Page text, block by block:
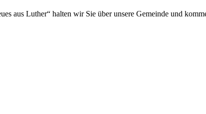
aus Luther“ halten wir Sie über unsere Gemeinde und